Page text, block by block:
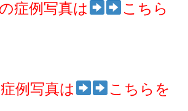
症例写真は こちら
例写真は こちらを